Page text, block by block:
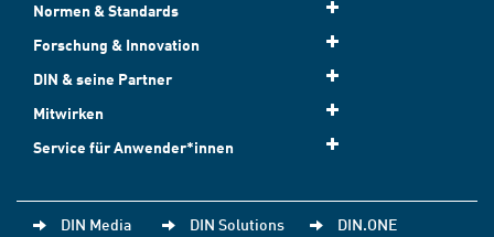
Normen & Standards
Forschung & Innovation
DIN & seine Partner
Mitwirken
Service für Anwender*innen
DIN Media DIN Solutions DIN.ONE